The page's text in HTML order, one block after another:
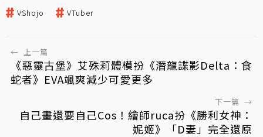
VShojo VTuber
← 上一篇
《惡靈古堡》艾殊莉體模扮《潛龍諜影Delta：食
蛇者》EVA颯爽減少可愛更多
下一篇 →
自己畫還要自己Cos！繪師ruca扮《勝利女神：
妮姬》「D妻」完全還原